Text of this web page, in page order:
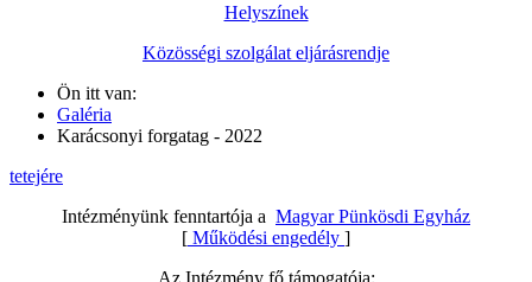
Helyszínek
Közösségi szolgálat eljárásrendje
Ön itt van:
Galéria
Karácsonyi forgatag - 2022
tetejére
Intézményünk fenntartója a Magyar Pünkösdi Egyház
[ Működési engedély ]
Az Intézmény fő támogatója: